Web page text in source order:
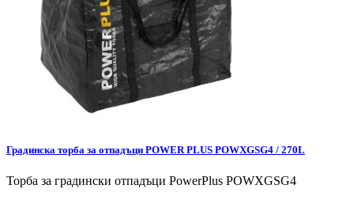
Градинска торба за отпадъци POWER PLUS POWXGSG4 / 270L
Торба за градински отпадъци PowerPlus POWXGSG4